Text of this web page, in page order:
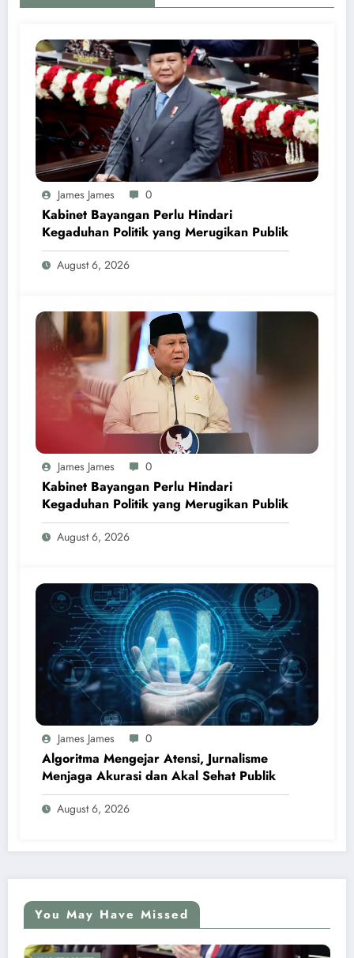
James James 0
Kabinet Bayangan Perlu Hindari
Kegaduhan Politik yang Merugikan Publik
August 6, 2026
James James 0
Kabinet Bayangan Perlu Hindari
Kegaduhan Politik yang Merugikan Publik
August 6, 2026
James James 0
Algoritma Mengejar Atensi, Jurnalisme
Menjaga Akurasi dan Akal Sehat Publik
August 6, 2026
You May Have Missed